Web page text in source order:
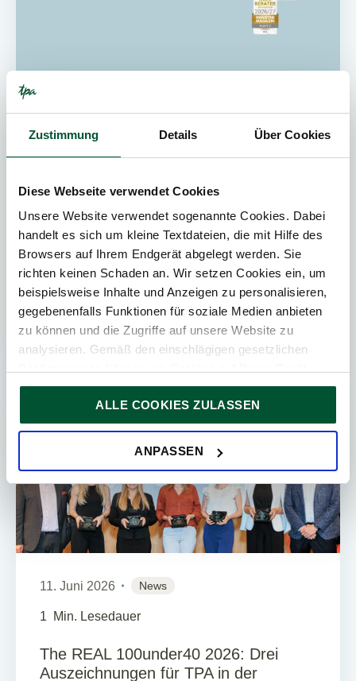
Zustimmung Details Über Cookies
Diese Webseite verwendet Cookies
Unsere Website verwendet sogenannte Cookies. Dabei
handelt es sich um kleine Textdateien, die mit Hilfe des
Browsers auf Ihrem Endgerät abgelegt werden. Sie
richten keinen Schaden an. Wir setzen Cookies ein, um
beispielsweise Inhalte und Anzeigen zu personalisieren,
gegebenenfalls Funktionen für soziale Medien anbieten
zu können und die Zugriffe auf unsere Website zu
analysieren. Gemäß den einschlägigen gesetzlichen
speichern, wenn diese für den Betrieb unserer Website
unbedingt notwendig sind. Für alle anderen Cookie-Typen
ersuchen wir um Ihre Einwilligung.
Sie können Ihre Einwilligung jederzeit in der
ALLE COOKIES ZULASSEN
ANPASSEN
News
TPA erneut unter den Top-Beratern
Platz 3 in der Steuerberatung
TPA gehört auch 2026 zu den führenden
Beratungsunternehmen Österreichs: Im aktuellen
Berater:innen-Ranking des Industriemagazins
erreicht TPA den 2. Platz in...
11. Juni 2026 News
1 Min. Lesedauer
The REAL 100under40 2026: Drei
Auszeichnungen für TPA in der